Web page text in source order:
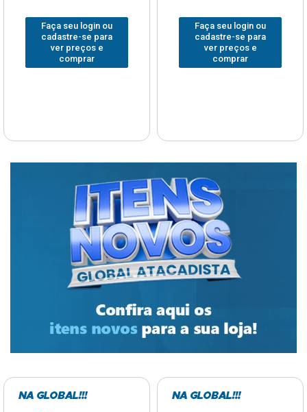
Faça seu login ou
cadastre-se para
ver preços e
comprar
Faça seu login ou
cadastre-se para
ver preços e
comprar